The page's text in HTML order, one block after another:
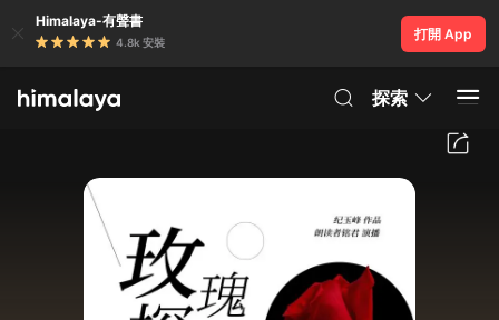
Himalaya-有聲書
4.8k 安裝
打開 App
探索